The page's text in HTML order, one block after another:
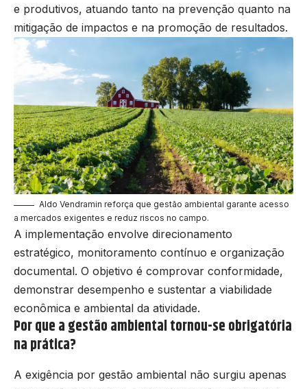
e produtivos, atuando tanto na prevenção quanto na
mitigação de impactos e na promoção de resultados.
Aldo Vendramin reforça que gestão ambiental garante acesso
a mercados exigentes e reduz riscos no campo.
A implementação envolve direcionamento
estratégico, monitoramento contínuo e organização
documental. O objetivo é comprovar conformidade,
demonstrar desempenho e sustentar a viabilidade
econômica e ambiental da atividade.
Por que a gestão ambiental tornou-se obrigatória
na prática?
A exigência por gestão ambiental não surgiu apenas